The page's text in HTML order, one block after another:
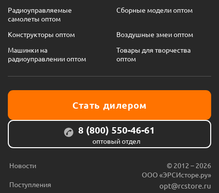
Радиоуправляемые
самолеты оптом
Сборные модели оптом
Конструкторы оптом
Воздушные змеи оптом
Машинки на
радиоуправлении оптом
Товары для творчества
оптом
Стать дилером
8 (800) 550-46-61
оптовый отдел
Новости
Поступления
© 2012 – 2026
ООО «ЭРСИсторе.ру»
opt@rcstore.ru